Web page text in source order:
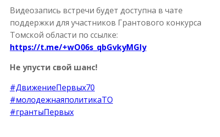
Видеозапись встречи будет доступна в чате
поддержки для участников Грантового конкурса
Томской области по ссылке:
https://t.me/+wO06s_qbGvkyMGIy
Не упусти свой шанс!
#ДвижениеПервых70
#молодежнаяполитикаТО
#грантыПервых